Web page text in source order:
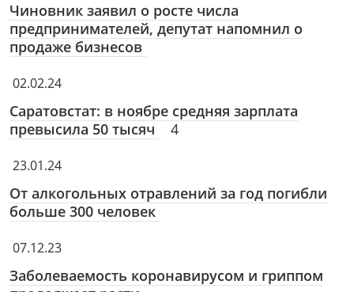
Чиновник заявил о росте числа
предпринимателей, депутат напомнил о
продаже бизнесов
02.02.24
Саратовстат: в ноябре средняя зарплата
превысила 50 тысяч
4
23.01.24
От алкогольных отравлений за год погибли
больше 300 человек
07.12.23
Заболеваемость коронавирусом и гриппом